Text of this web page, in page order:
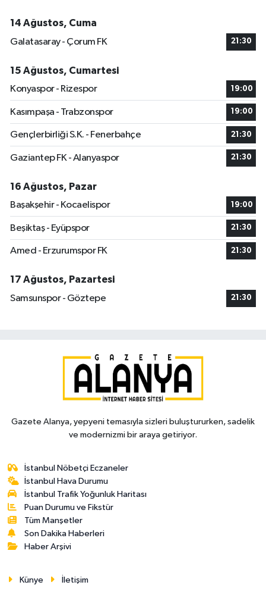
14 Ağustos, Cuma
Galatasaray - Çorum FK
21:30
15 Ağustos, Cumartesi
Konyaspor - Rizespor
19:00
Kasımpaşa - Trabzonspor 19:00
Gençlerbirliği S.K. - Fenerbahçe 21:30
Gaziantep FK - Alanyaspor 21:30
16 Ağustos, Pazar
Başakşehir - Kocaelispor
19:00
Beşiktaş - Eyüpspor 21:30
Amed - Erzurumspor FK 21:30
17 Ağustos, Pazartesi
Samsunspor - Göztepe
21:30
Gazete Alanya, yepyeni temasıyla sizleri buluştururken, sadelik
ve modernizmi bir araya getiriyor.
İstanbul Nöbetçi Eczaneler
İstanbul Hava Durumu
İstanbul Trafik Yoğunluk Haritası
Puan Durumu ve Fikstür
Tüm Manşetler
Son Dakika Haberleri
Haber Arşivi
Künye İletişim